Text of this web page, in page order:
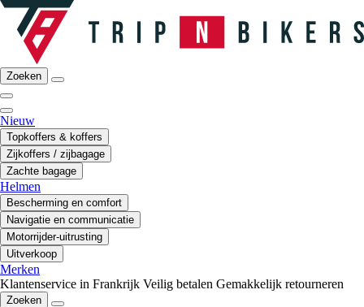
Zoeken
Nieuw
Topkoffers & koffers
Zijkoffers / zijbagage
Zachte bagage
Helmen
Bescherming en comfort
Navigatie en communicatie
Motorrijder-uitrusting
Uitverkoop
Merken
Klantenservice in Frankrijk Veilig betalen Gemakkelijk retourneren
Zoeken